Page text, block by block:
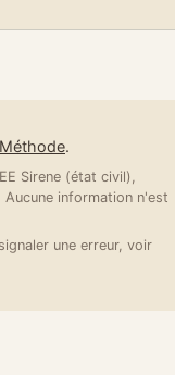
.
Sirene (état civil),
information n'est
une erreur, voir